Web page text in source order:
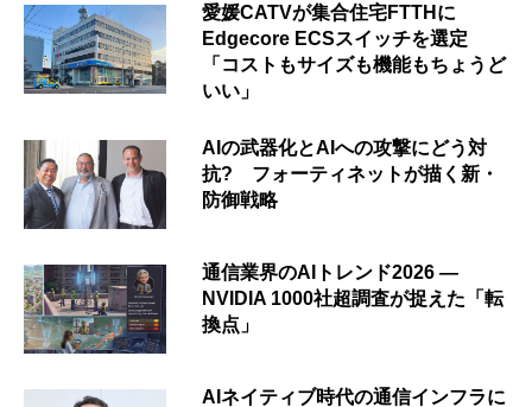
愛媛CATVが集合住宅FTTHに
Edgecore ECSスイッチを選定
「コストもサイズも機能もちょうど
いい」
AIの武器化とAIへの攻撃にどう対
抗? フォーティネットが描く新・
防御戦略
通信業界のAIトレンド2026 ―
NVIDIA 1000社超調査が捉えた「転
換点」
AIネイティブ時代の通信インフラに